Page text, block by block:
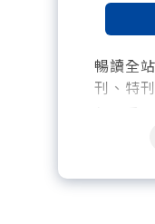
暢讀全
刊、特
訂閱到
訂閱專